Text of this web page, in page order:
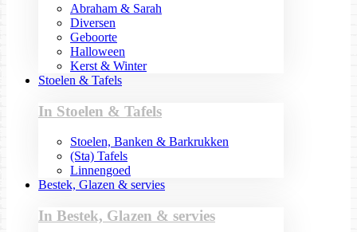
Abraham & Sarah
Diversen
Geboorte
Halloween
Kerst & Winter
Stoelen & Tafels
In Stoelen & Tafels
Stoelen, Banken & Barkrukken
(Sta) Tafels
Linnengoed
Bestek, Glazen & servies
In Bestek, Glazen & servies